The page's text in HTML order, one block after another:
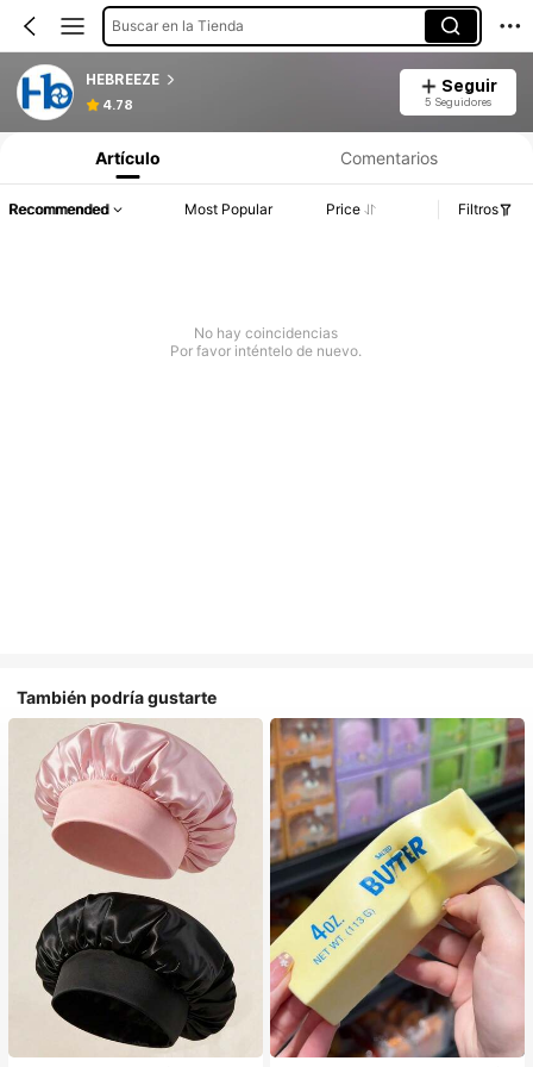
Buscar en la Tienda
HEBREEZE
4.78
Seguir
5 Seguidores
Artículo Comentarios
Recommended Most Popular Price Filtros
No hay coincidencias
Por favor inténtelo de nuevo.
También podría gustarte